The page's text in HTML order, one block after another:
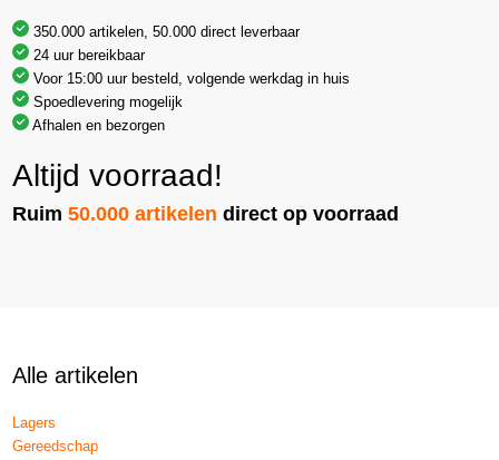
350.000 artikelen, 50.000 direct leverbaar
24 uur bereikbaar
Voor 15:00 uur besteld, volgende werkdag in huis
Spoedlevering mogelijk
Afhalen en bezorgen
Altijd voorraad!
Ruim50.000 artikelen direct op voorraad
Alle artikelen
Lagers
Gereedschap